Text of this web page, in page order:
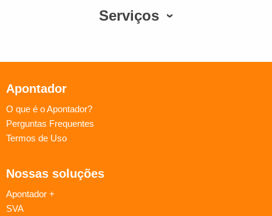
Serviços
Apontador
O que é o Apontador?
Perguntas Frequentes
Termos de Uso
Nossas soluções
Apontador +
SVA